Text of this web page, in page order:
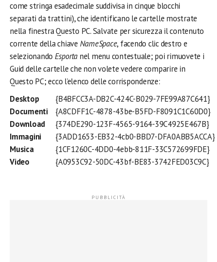
come stringa esadecimale suddivisa in cinque blocchi
separati da trattini), che identificano le cartelle mostrate
nella finestra Questo PC. Salvate per sicurezza il contenuto
corrente della chiave NameSpace, facendo clic destro e
selezionando Esporta nel menu contestuale; poi rimuovete i
Guid delle cartelle che non volete vedere comparire in
Questo PC; ecco l’elenco delle corrispondenze:
Desktop
{B4BFCC3A-DB2C-424C-B029-7FE99A87C641}
Documenti
{A8CDFF1C-4878-43be-B5FD-F8091C1C60D0}
Download
{374DE290-123F-4565-9164-39C4925E467B}
Immagini
{3ADD1653-EB32-4cb0-BBD7-DFA0ABB5ACCA}
Musica
{1CF1260C-4DD0-4ebb-811F-33C572699FDE}
Video
{A0953C92-50DC-43bf-BE83-3742FED03C9C}